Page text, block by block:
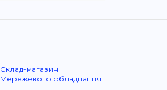
Склад-магазин
Мережевого обладнання